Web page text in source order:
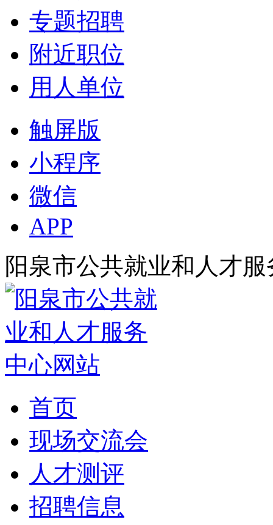
专题招聘
附近职位
用人单位
触屏版
小程序
微信
APP
阳泉市公共就业和人才
首页
现场交流会
人才测评
招聘信息